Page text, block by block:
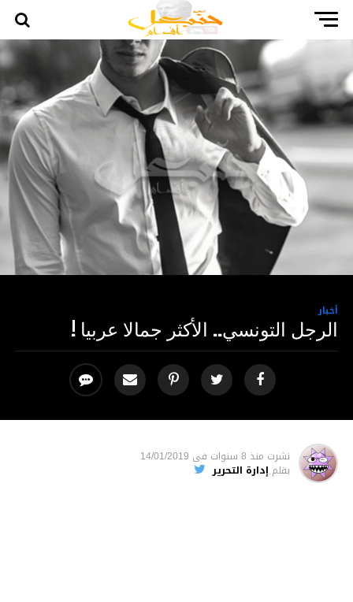
أخبار
الرجل التونسي.. الأكثر جمالا عربيا !
نشرت منذ 8 سنوات فى 14/01/2019
بقلم إدارة التحرير